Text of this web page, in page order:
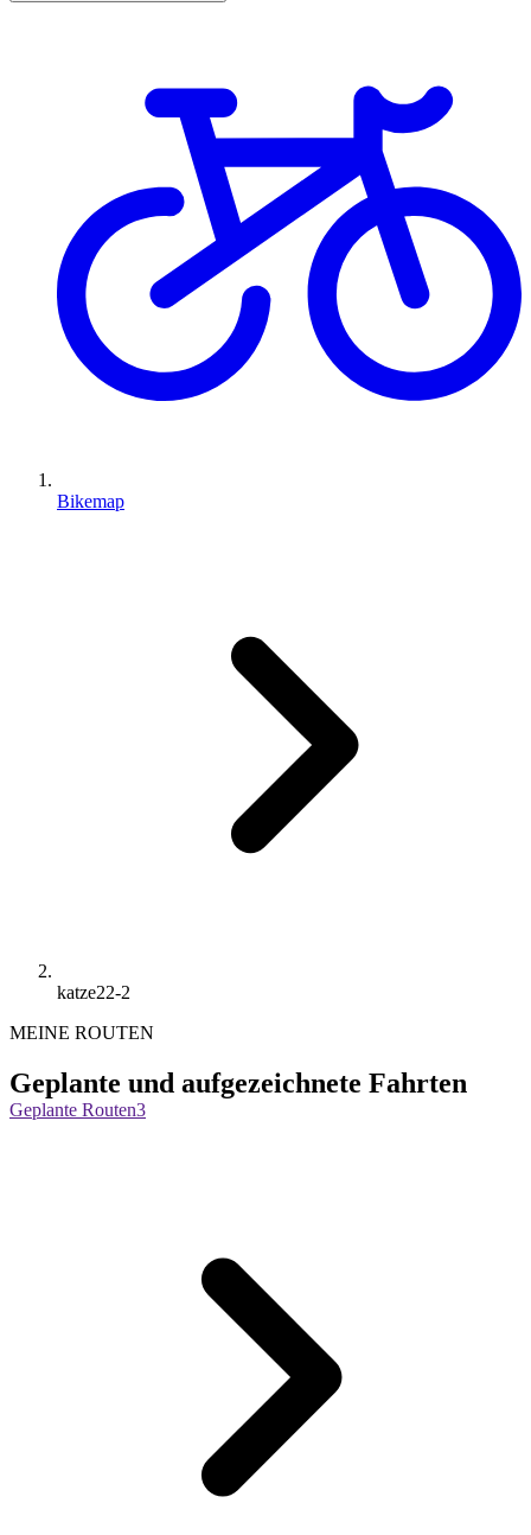
Bikemap
katze22-2
MEINE ROUTEN
Geplante und aufgezeichnete Fahrten
Geplante Routen3